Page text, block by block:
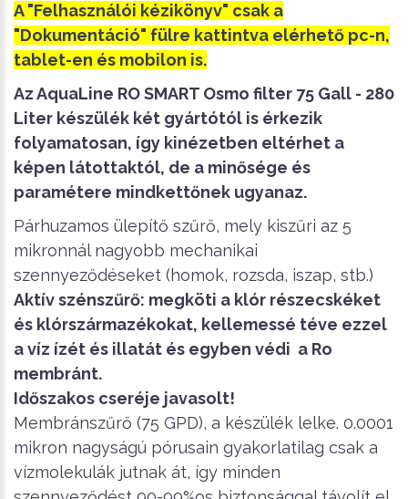
A "Felhasználói kézikönyv" csak a
"Dokumentáció" fülre kattintva elérhető pc-n,
tablet-en és mobilon is.
Az AquaLine RO SMART Osmo filter 75 Gall - 280
Liter készülék két gyártótól is érkezik
folyamatosan, így kinézetben eltérhet a
képen látottaktól, de a minősége és
paramétere mindkettőnek ugyanaz.
Párhuzamos ülepítő szűrő, mely kiszűri az 5
mikronnál nagyobb mechanikai
szennyeződéseket (homok, rozsda, iszap, stb.)
Aktív szénszűrő: megköti a klór részecskéket
és klórszármazékokat, kellemessé téve ezzel
a víz ízét és illatát és egyben védi a Ro
membránt.
Időszakos cseréje javasolt!
Membránszűrő (75 GPD), a készülék lelke. 0.0001
mikron nagyságú pórusain gyakorlatilag csak a
vízmolekulák jutnak át, így minden